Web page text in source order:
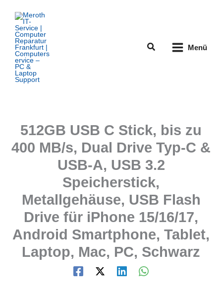
Inhalt
springen
Suchen Menü
512GB USB C Stick, bis zu
400 MB/s, Dual Drive Typ-C &
USB-A, USB 3.2
Speicherstick,
Metallgehäuse, USB Flash
Drive für iPhone 15/16/17,
Android Smartphone, Tablet,
Laptop, Mac, PC, Schwarz